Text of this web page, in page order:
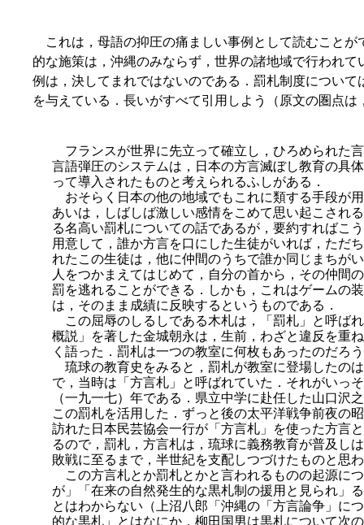
これは，母語の抑圧の痛ましい事例として読むことが
的な施策は，沖縄のみならず，世界の諸地域で行われ
例は，決してまれではないのである．罰札制度について
を与えている．長いがすべて引用しよう（原文の圏点
フランスが世界に先立って確立し，ひろめられた
言語弾圧のシステムは，日本の方言滅ぼし教育の具
って導入されたものと考えられるふしがある．
おそらく日本の他の地域でもこれに類する手段が
あいは，しばしば激しい感情をこめて思い起こされ
る名高い罰札についての話であるが，要約すればこ
用意して，誰か方言を口にした生徒がいれば，ただ
れたこの生徒は，他に仲間のうちで誰か同じまちが
人をつかまえてはじめて，自分の首から，その仲間
罰を逃れることができる．しかも，これはゲームの
は，そのまま成績に反映するというものである．
この屈辱のしるしである木札は，「罰札」と呼ば
概説」を著した金城朝永は，生前，わざと違反を重
く語った． 罰札は一つの教室に何枚もあったのだろ
琉球の教育史をみると，罰札が教室に登場したの
で，当時は「方言札」と呼ばれていた．それがいっ
（一九一七）年である．県立中学に赴任した山口沢
この罰札を活用した．ずっと後の太平洋戦争前夜の
訪れた日本民芸協会一行が「方言札」を使った方言
るので，罰札，方言札は，琉球に義務教育が普及し
敗戦に至るまで，半世紀を支配しつづけたものと思
この方言札とか罰札とかと言われるものの起源に
が」「在来の自然発生的な黒札制の援用と見られ」
とはわからない（上沼八郎「沖縄の「方言論争」に
的な黒札」とはなにか．柳田国男は黒札について次